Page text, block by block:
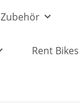
Zubehör
Rent Bikes